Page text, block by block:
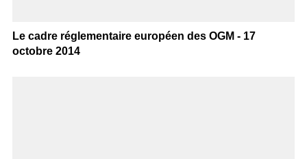
Le cadre réglementaire européen des OGM - 17
octobre 2014